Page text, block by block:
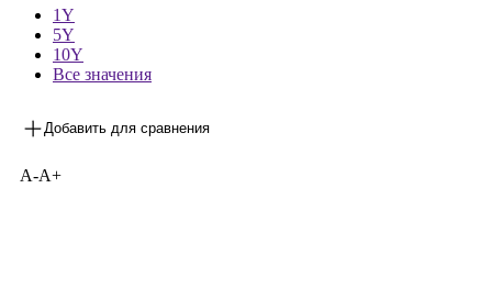
1Y
5Y
10Y
Все значения
Добавить для сравнения